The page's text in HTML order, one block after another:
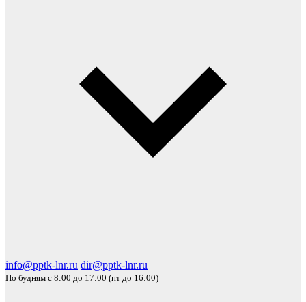
info@pptk-lnr.ru dir@pptk-lnr.ru
По будням с 8:00 до 17:00 (пт до 16:00)